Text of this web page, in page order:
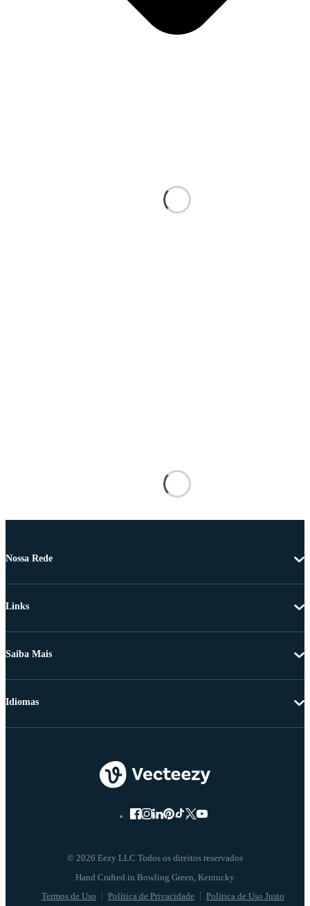
Nossa Rede
Links
Saiba Mais
© 2026 Eezy LLC Todos os direitos reservados
Termos de Uso Política de Privacidade Política de Uso Justo
Idiomas